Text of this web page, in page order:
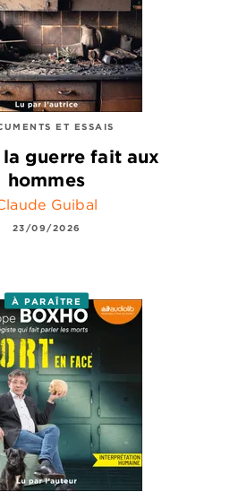
ET ESSAIS
la guerre fait aux
hommes
Guibal
23/09/2026
À PARAÎTRE